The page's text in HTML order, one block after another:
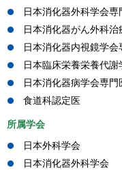
日本消化器外科学会専
日本消化器がん外科治
日本消化器内視鏡学会
日本臨床栄養栄養代謝
日本消化器病学会専門
食道科認定医
所属学会
日本外科学会
日本消化器外科学会